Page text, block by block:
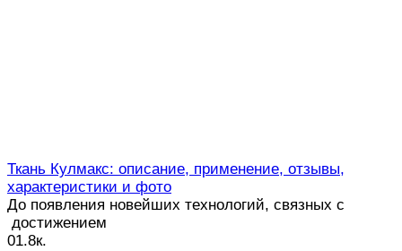
Ткань Кулмакс: описание, применение, отзывы,
характеристики и фото
До появления новейших технологий, связных с
достижением
01.8к.